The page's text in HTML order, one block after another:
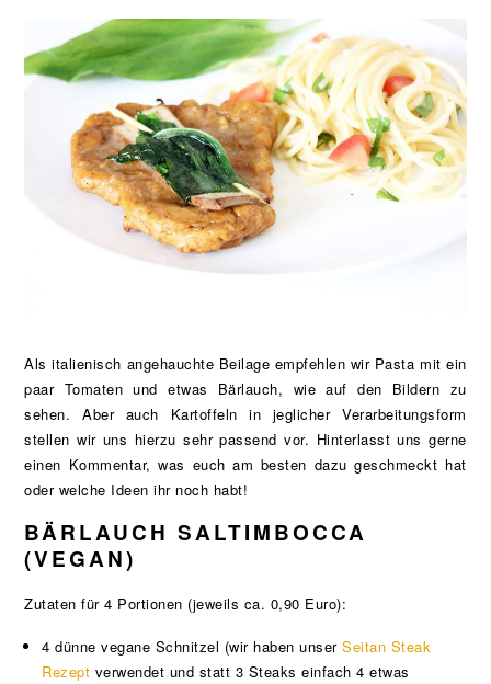
Als italienisch angehauchte Beilage empfehlen wir Pasta mit ein
paar Tomaten und etwas Bärlauch, wie auf den Bildern zu
sehen. Aber auch Kartoffeln in jeglicher Verarbeitungsform
stellen wir uns hierzu sehr passend vor. Hinterlasst uns gerne
einen Kommentar, was euch am besten dazu geschmeckt hat
oder welche Ideen ihr noch habt!
BÄRLAUCH SALTIMBOCCA
(VEGAN)
Zutaten für 4 Portionen (jeweils ca. 0,90 Euro):
4 dünne vegane Schnitzel (wir haben unserSeitan Steak
Rezept verwendet und statt 3 Steaks einfach 4 etwas